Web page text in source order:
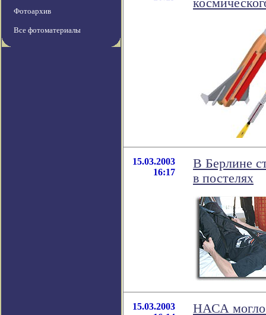
Фотоархив
Все фотоматериалы
15.03.2003
16:17
В Берлине
в постелях
15.03.2003
НАСА могло